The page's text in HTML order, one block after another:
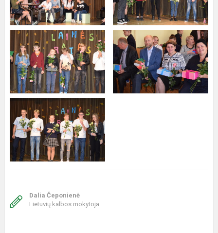
Dalia Čeponienė
Lietuvių kalbos mokytoja